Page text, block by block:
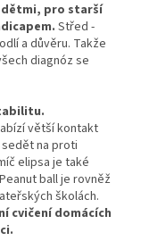
dětmi, pro starší
Střed -
a důvěru. Takže
diagnóz se
větší kontakt
na proti
elipsa je také
Peanut ball je rovněž
školách.
cvičení domácích